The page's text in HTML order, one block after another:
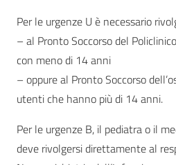
Per le urgenze U è necessario
– al Pronto Soccorso del
con meno di 14 anni
– oppure al Pronto Soccorso
utenti che hanno più di 14 anni.
Per le urgenze B, il pediatra o il
deve rivolgersi direttamente al